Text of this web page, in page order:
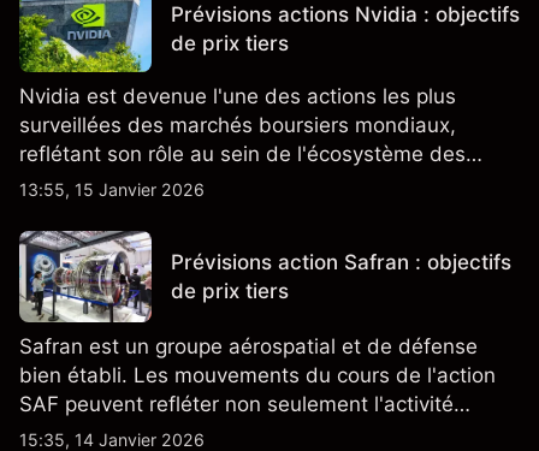
Prévisions actions Nvidia : objectifs
de prix tiers
Nvidia est devenue l'une des actions les plus
surveillées des marchés boursiers mondiaux,
reflétant son rôle au sein de l'écosystème des
semi-conducteurs et de l'IA.
13:55, 15 Janvier 2026
Prévisions action Safran : objectifs
de prix tiers
Safran est un groupe aérospatial et de défense
bien établi. Les mouvements du cours de l'action
SAF peuvent refléter non seulement l'activité
quotidienne du marché, mais aussi la position de
15:35, 14 Janvier 2026